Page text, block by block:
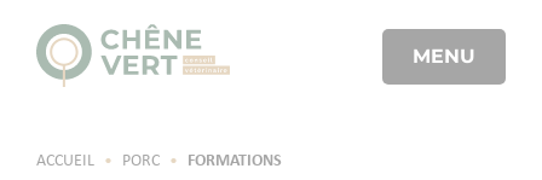
MENU
ACCUEIL • PORC • FORMATIONS